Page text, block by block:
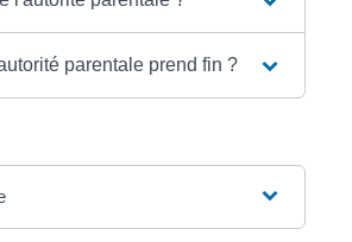
parentale prend fin ?